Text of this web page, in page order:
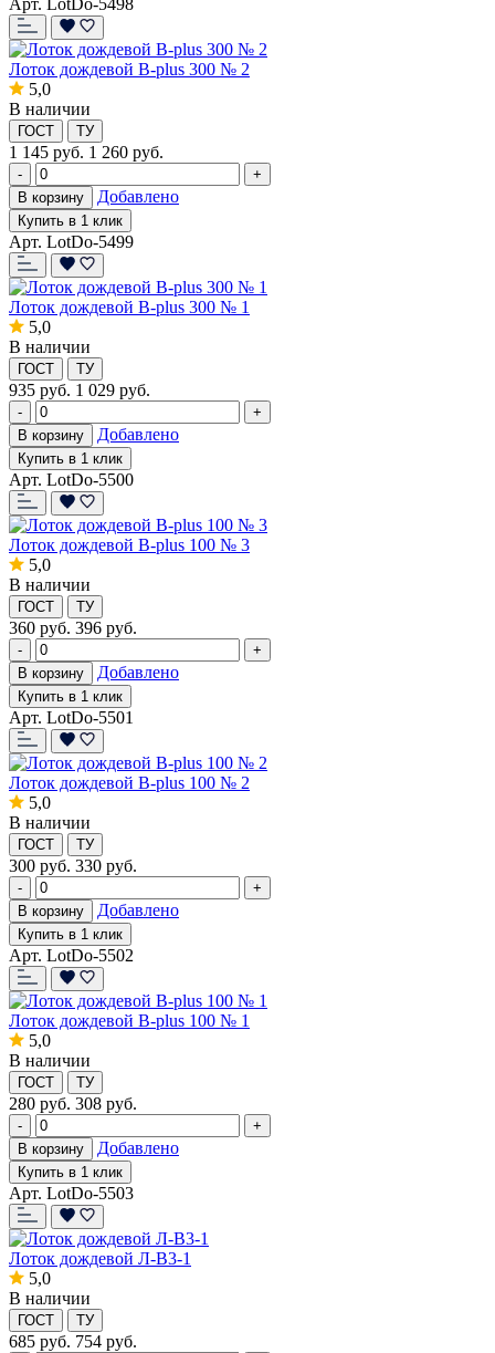
Лоток дождевой B-plus 300 № 2
5,0
В наличии
ГОСТ ТУ
1 145 руб. 1 260 руб.
-
+
В корзину
Добавлено
Купить в 1 клик
Арт. LotDo-5499
Лоток дождевой B-plus 300 № 1
5,0
В наличии
ГОСТ ТУ
935 руб. 1 029 руб.
-
+
В корзину
Добавлено
Купить в 1 клик
Арт. LotDo-5500
Лоток дождевой B-plus 100 № 3
5,0
В наличии
ГОСТ ТУ
360 руб. 396 руб.
-
+
В корзину
Добавлено
Купить в 1 клик
Арт. LotDo-5501
Лоток дождевой B-plus 100 № 2
5,0
В наличии
ГОСТ ТУ
300 руб. 330 руб.
-
+
В корзину
Добавлено
Купить в 1 клик
Арт. LotDo-5502
Лоток дождевой B-plus 100 № 1
5,0
В наличии
ГОСТ ТУ
280 руб. 308 руб.
-
+
В корзину
Добавлено
Купить в 1 клик
Арт. LotDo-5503
Лоток дождевой Л-В3-1
5,0
В наличии
ГОСТ ТУ
685 руб. 754 руб.